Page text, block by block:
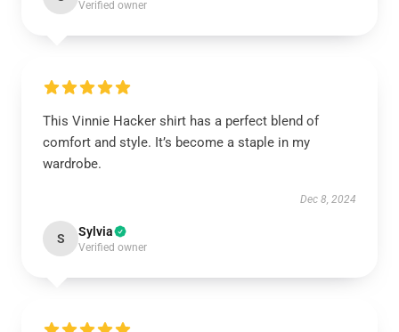
Verified owner
This Vinnie Hacker shirt has a perfect blend of
comfort and style. It’s become a staple in my
wardrobe.
Dec 8, 2024
S Sylvia
Verified owner